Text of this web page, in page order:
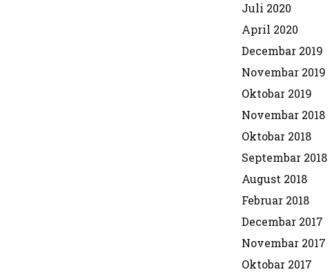
Juli 2020
April 2020
Decembar 2019
Novembar 2019
Oktobar 2019
Novembar 2018
Oktobar 2018
Septembar 2018
August 2018
Februar 2018
Decembar 2017
Novembar 2017
Oktobar 2017